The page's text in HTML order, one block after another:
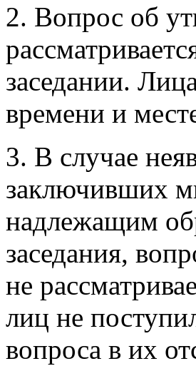
2. Вопрос об
заседании.
времени и
3. В случае
заключивших
надлежащим
заседания,
не
лиц не
вопроса в их